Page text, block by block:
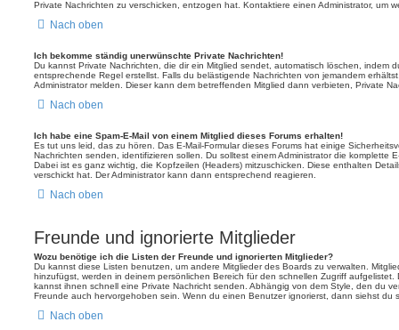
Private Nachrichten zu verschicken, entzogen hat. Kontaktiere einen Administrator, um
Nach oben
Ich bekomme ständig unerwünschte Private Nachrichten!
Du kannst Private Nachrichten, die dir ein Mitglied sendet, automatisch löschen, indem
entsprechende Regel erstellst. Falls du belästigende Nachrichten von jemandem
Administrator melden. Dieser kann dem betreffenden Mitglied dann verbieten, Private
Nach oben
Ich habe eine Spam-E-Mail von einem Mitglied dieses Forums erhalten!
Es tut uns leid, das zu hören. Das E-Mail-Formular dieses Forums hat einige
Nachrichten senden, identifizieren sollen. Du solltest einem Administrator die komplette
Dabei ist es ganz wichtig, die Kopfzeilen (Headers) mitzuschicken. Diese enthalten
verschickt hat. Der Administrator kann dann entsprechend reagieren.
Nach oben
Freunde und ignorierte Mitglieder
Wozu benötige ich die Listen der Freunde und ignorierten Mitglieder?
Du kannst diese Listen benutzen, um andere Mitglieder des Boards zu verwalten.
hinzufügst, werden in deinem persönlichen Bereich für den schnellen Zugriff
kannst ihnen schnell eine Private Nachricht senden. Abhängig von dem Style, den du
Freunde auch hervorgehoben sein. Wenn du einen Benutzer ignorierst, dann siehst du
Nach oben